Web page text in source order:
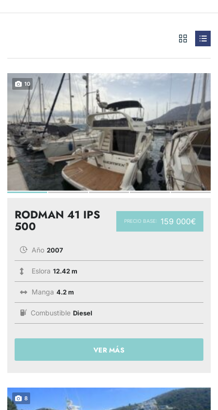
10
PRECIO BASE: 159 000€
RODMAN 41 IPS
500
Año 2007
Eslora 12.42 m
Manga 4.2 m
Combustible Diesel
VER MÁS
8